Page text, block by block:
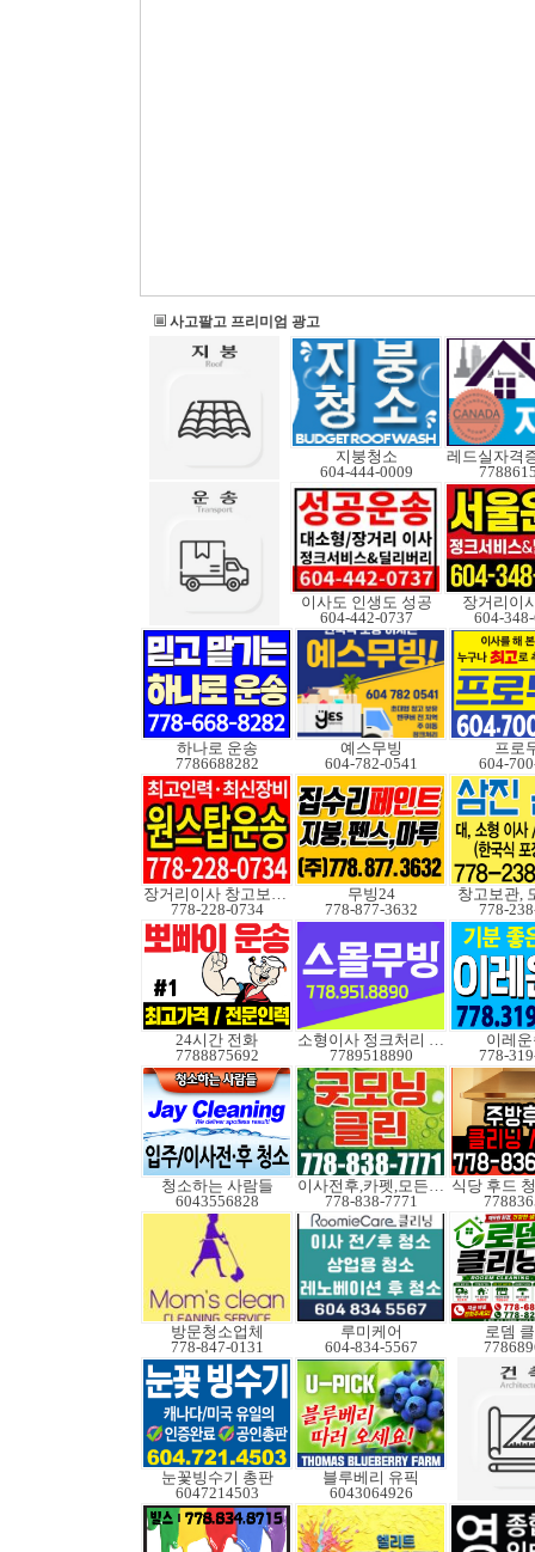
사고팔고 프리미엄 광고
지붕청소
604-444-0009
이사도 인생도 성공
604-442-0737
장거리이
604-
하나로 운송
7786688282
예스무빙
604-782-0541
프로
604-
장거리이사 창고보관정크
778-228-0734
무빙24
778-877-3632
창고보관,
778-
24시간 전화
7788875692
소형이사 정크처리 무빙
7789518890
이레
778-
청소하는 사람들
6043556828
이사전후,카펫,모든청소
778-838-7771
식당 후드
방문청소업체
778-847-0131
루미케어
604-834-5567
로뎀
눈꽃빙수기 총판
6047214503
블루베리 유픽
6043064926